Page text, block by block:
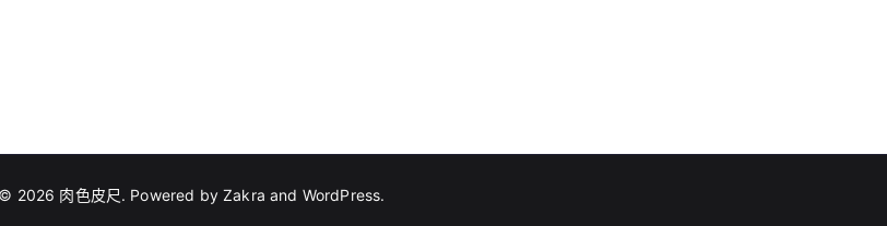
2026 肉色皮尺. Powered byZakra and WordPress.